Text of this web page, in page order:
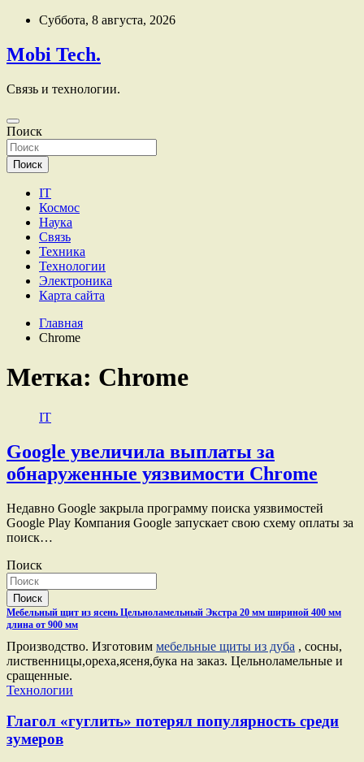
Перейти
содержимому
Суббота, 8 августа, 2026
Mobi Tech.
Связь и технологии.
Поиск
Поиск
IT
Космос
Наука
Связь
Техника
Технологии
Электроника
Карта сайта
Главная
Chrome
Метка: Chrome
IT
Google увеличила выплаты за
обнаруженные уязвимости Chrome
Недавно Google закрыла программу поиска уязвимостей
Google Play Компания Google запускает свою схему оплаты за
поиск…
Поиск
Поиск
Мебельный щит из ясень Цельноламельный Экстра 20 мм шириной 400 мм
длина от 900 мм
Производство. Изготовим мебельные щиты из дуба , сосны,
лиственницы,ореха,ясеня,бука на заказ. Цельноламельные и
сращенные.
Технологии
Глагол «гуглить» потерял популярность среди
зумеров